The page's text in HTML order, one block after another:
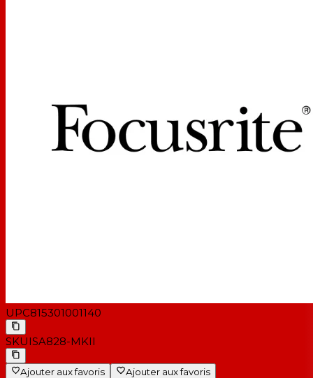
UPC815301001140
SKUISA828-MKII
Ajouter aux favoris Ajouter aux favoris